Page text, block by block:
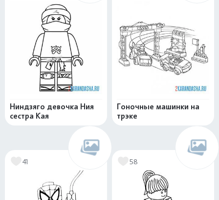
Ниндзяго девочка Ния
сестра Кая
Гоночные машинки на
трэке
41 58